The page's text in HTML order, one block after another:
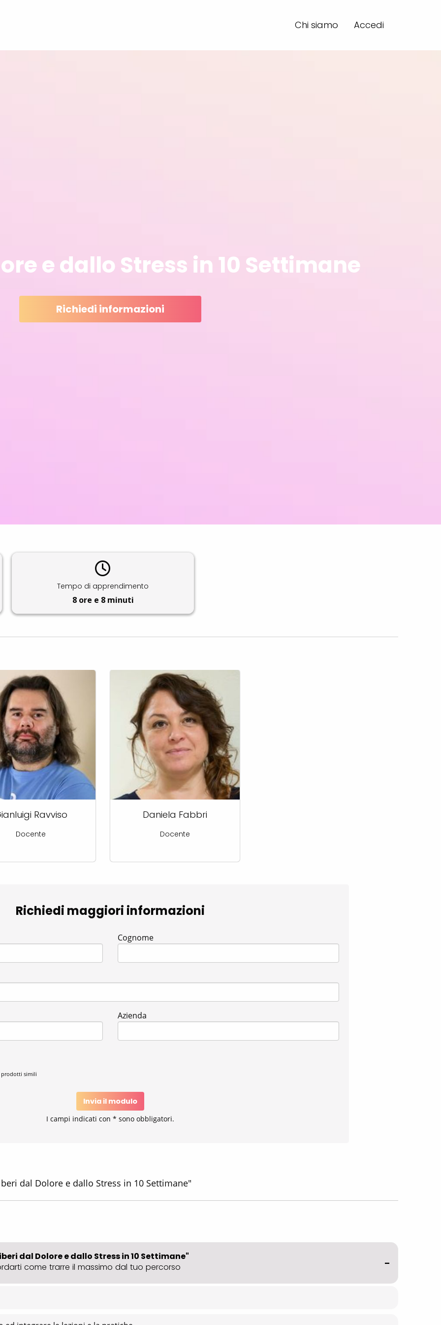
Chi siamo Accedi
e dallo Stress in 10 Settimane
Richiedi informazioni
Tempo di apprendimento
8 ore e 8 minuti
Ravviso
Docente
Daniela Fabbri
Docente
Richiedi maggiori informazioni
Cognome
Azienda
prodotti simili
Invia il modulo
I campi indicati con * sono obbligatori.
dal Dolore e dallo Stress in 10 Settimane"
dal Dolore e dallo Stress in 10 Settimane"
come trarre il massimo dal tuo percorso